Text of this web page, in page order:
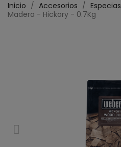
Inicio Accesorios Especias
Madera - Hickory - 0.7Kg